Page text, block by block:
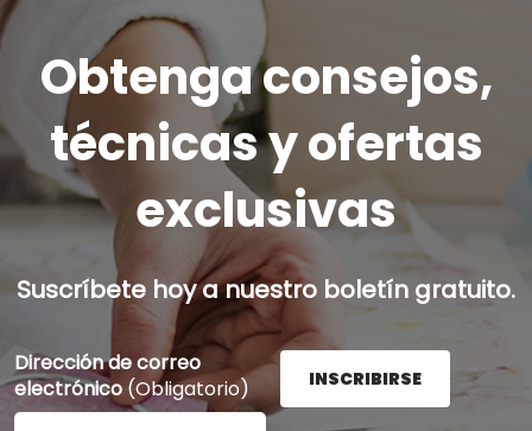
Obtenga consejos,
técnicas y ofertas
exclusivas
Suscríbete hoy a nuestro boletín gratuito.
Dirección de correo
electrónico (Obligatorio)
Ingrese su dirección de correo electrónico aquí y
INSCRIBIRSE